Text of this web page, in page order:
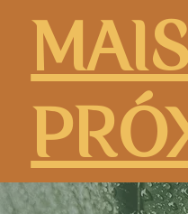
MAIS